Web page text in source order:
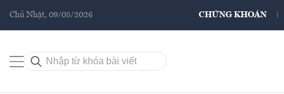
Chủ Nhật, 09/08/2026 CHỨNG KHOÁN